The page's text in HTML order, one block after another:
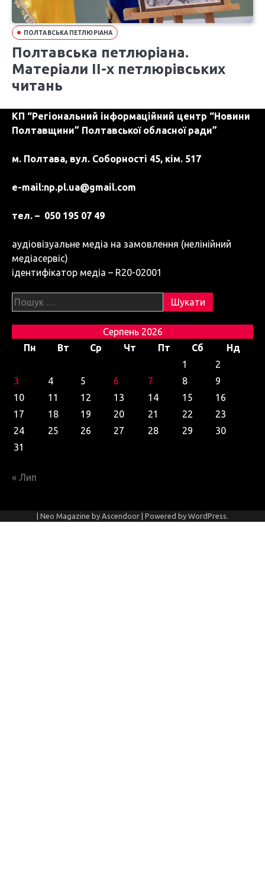
ПОЛТАВСЬКА ПЕТЛЮРІАНА
Полтавська петлюріана.
Матеріали ІІ-х петлюрівських
читань
КП “Регіональний інформаційний центр “Новини
Полтавщини” Полтавської обласної ради”
м. Полтава, вул. Соборності 45, кім. 517
e-mail:np.pl.ua@gmail.com
тел. – 050 195 07 49
аудіовізуальне медіа на замовлення (нелінійний
медіасервіс)
ідентифікатор медіа – R20-02001
Пошук:
Серпень 2026
Пн
Вт Ср Чт Пт Сб
Нд
1
2
3
4 5 6 7 8
9
10
11 12 13 14 15
16
17
18 19 20 21 22
23
24
25 26 27 28 29
30
31
« Лип
| Neo Magazine by Ascendoor | Powered by WordPress.